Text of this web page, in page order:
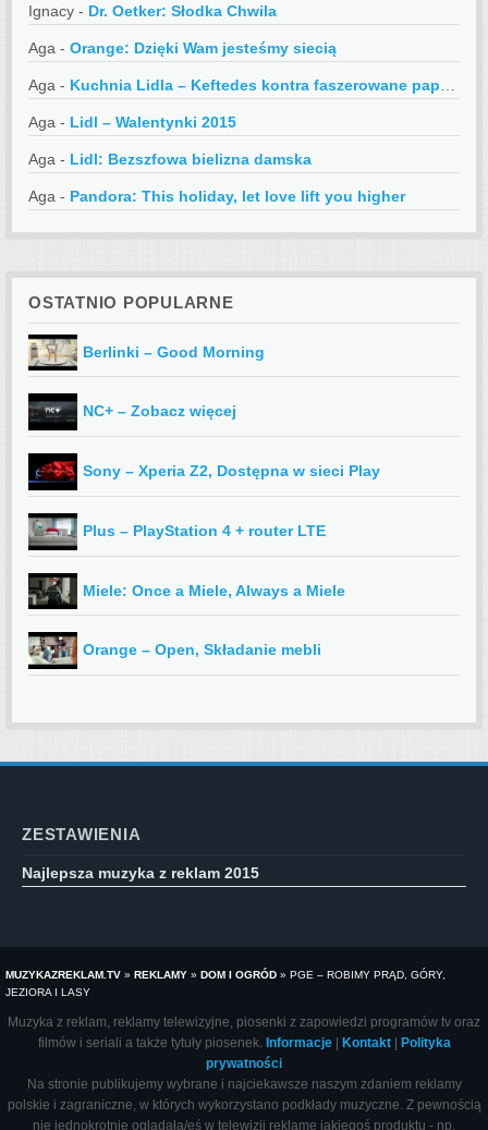
Ignacy - Dr. Oetker: Słodka Chwila
Aga - Orange: Dzięki Wam jesteśmy siecią
Aga - Kuchnia Lidla – Keftedes kontra faszerowane papryczki
Aga - Lidl – Walentynki 2015
Aga - Lidl: Bezszfowa bielizna damska
Aga - Pandora: This holiday, let love lift you higher
OSTATNIO POPULARNE
Berlinki – Good Morning
NC+ – Zobacz więcej
Sony – Xperia Z2, Dostępna w sieci Play
Plus – PlayStation 4 + router LTE
Miele: Once a Miele, Always a Miele
Orange – Open, Składanie mebli
ZESTAWIENIA
Najlepsza muzyka z reklam 2015
MUZYKAZREKLAM.TV » REKLAMY » DOM I OGRÓD » PGE – ROBIMY PRĄD, GÓRY,
JEZIORA I LASY
Muzyka z reklam, reklamy telewizyjne, piosenki z zapowiedzi programów tv oraz
filmów i seriali a także tytuły piosenek. Informacje| Kontakt|
Polityka
prywatności
Na stronie publikujemy wybrane i najciekawsze naszym zdaniem reklamy
polskie i zagraniczne, w których wykorzystano podkłady muzyczne. Z pewnością
nie jednokrotnie oglądała/eś w telewizji reklamę jakiegoś produktu - np.